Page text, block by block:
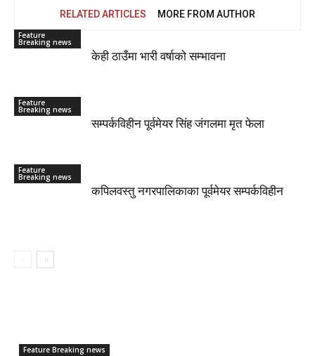
RELATED ARTICLES MORE FROM AUTHOR
Feature
Breaking news
केही ठाउँमा भारी वर्षाको सम्भावना
Feature
Breaking news
सम्पर्कविहीन पूर्वमेयर सिंह जंगलमा मृत फेला
Feature
Breaking news
कपिलवस्तु नगरपालिकाका पूर्वमेयर सम्पर्कविहीन
Feature Breaking news